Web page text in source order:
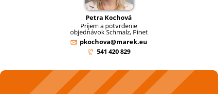
Petra Kochová
Príjem a potvrdenie
objednávok Schmalz, Pinet
pkochova@marek.eu
541 420 829